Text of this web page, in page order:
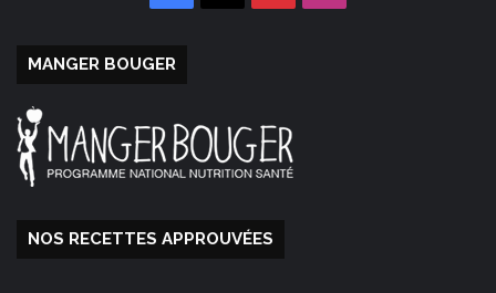
MANGER BOUGER
NOS RECETTES APPROUVÉES